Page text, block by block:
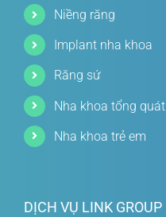
Niềng răng
Implant nha khoa
Răng sứ
Nha khoa tổng quát
Nha khoa trẻ em
DỊCH VỤ LINK GROUP